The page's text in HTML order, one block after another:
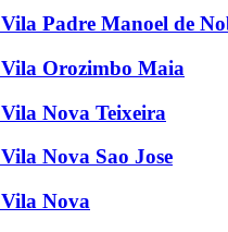
Padre Manoel de
Orozimbo Maia
Nova Teixeira
Nova Sao Jose
Nova